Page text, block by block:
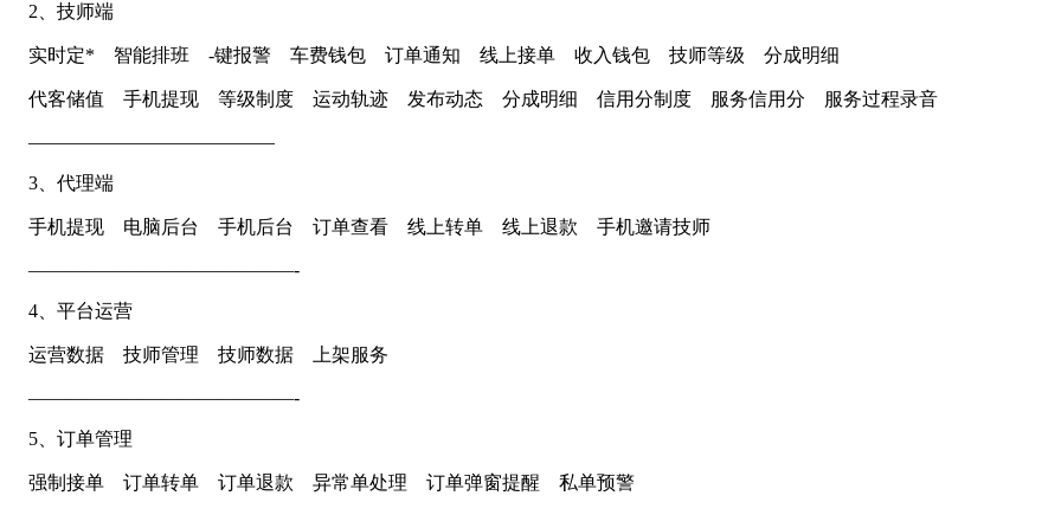
2、技师端
实时定* 智能排班 -键报警 车费钱包 订单通知 线上接单 收入钱包 技师等级 分成明细
代客储值 手机提现 等级制度 运动轨迹 发布动态 分成明细 信用分制度 服务信用分 服务过程录音
—————————————
3、代理端
手机提现 电脑后台 手机后台 订单查看 线上转单 线上退款 手机邀请技师
——————————————-
4、平台运营
运营数据 技师管理 技师数据 上架服务
——————————————-
5、订单管理
强制接单 订单转单 订单退款 异常单处理 订单弹窗提醒 私单预警